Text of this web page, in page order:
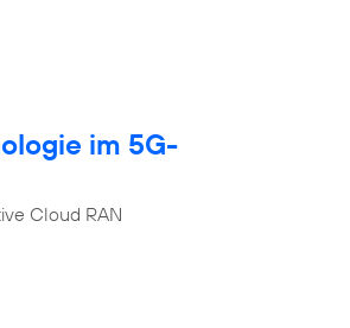
im 5G-
Cloud RAN